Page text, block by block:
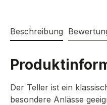
Beschreibung
Der Teller ist ein
besondere Anlässe